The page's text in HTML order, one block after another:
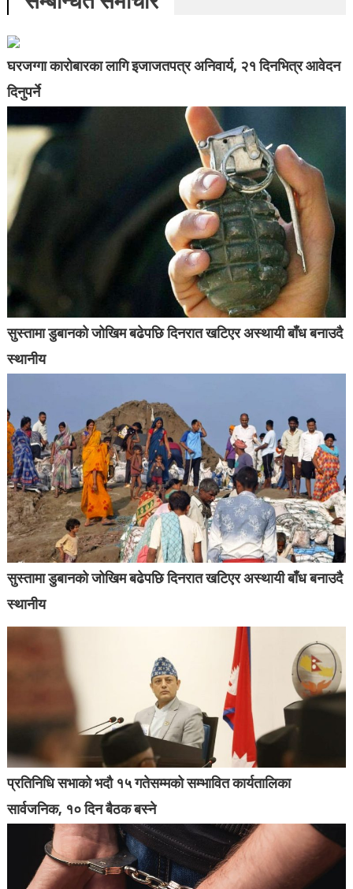
घरजग्गा कारोबारका लागि इजाजतपत्र अनिवार्य, २१ दिनभित्र आवेदन
दिनुपर्ने
सुस्तामा डुबानको जोखिम बढेपछि दिनरात खटिएर अस्थायी बाँध बनाउदै
स्थानीय
सुस्तामा डुबानको जोखिम बढेपछि दिनरात खटिएर अस्थायी बाँध बनाउदै
स्थानीय
प्रतिनिधि सभाको भदौ १५ गतेसम्मको सम्भावित कार्यतालिका
सार्वजनिक, १० दिन बैठक बस्ने